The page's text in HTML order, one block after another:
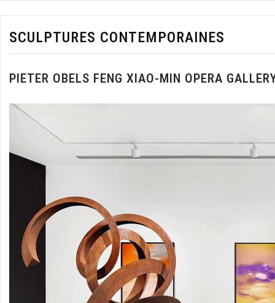
SCULPTURES CONTEMPORAINES
PIETER OBELS FENG XIAO-MIN OPERA